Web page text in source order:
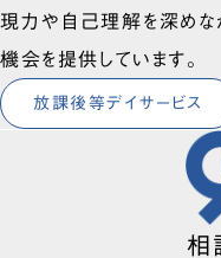
現力や自己理解を深めな
機会を提供しています。
放課後等デイサービス
相